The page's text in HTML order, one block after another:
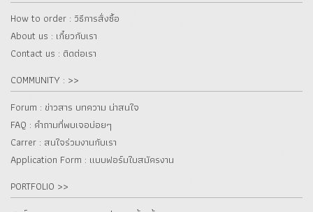
How to order : วิธีการสั่งซื้อ
About us : เกี๋ยวกับเรา
Contact us : ติดต่อเรา
COMMUNITY : >>
Forum : ข่าวสาร บทความ น่าสนใจ
FAQ : คำถามที่พบเจอบ่อยๆ
Carrer : สนใจร่วมงานกับเรา
Application Form : แบบฟอร์มใบสมัครงาน
PORTFOLIO >>